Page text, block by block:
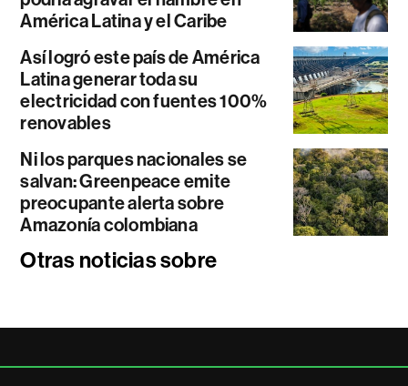
América Latina y el Caribe
Así logró este país de América
Latina generar toda su
electricidad con fuentes 100%
renovables
Ni los parques nacionales se
salvan: Greenpeace emite
preocupante alerta sobre
Amazonía colombiana
Otras noticias sobre